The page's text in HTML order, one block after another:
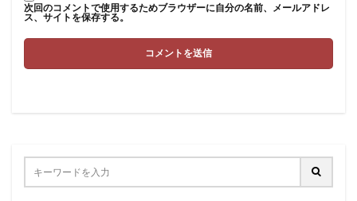
次回のコメントで使用するためブラウザーに自分の名前、メールアドレ
ス、サイトを保存する。